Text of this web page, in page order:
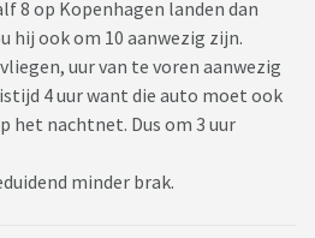
8 op Kopenhagen landen dan
hij ook om 10 aanwezig zijn.
uur van te voren aanwezig
4 uur want die auto moet ook
het nachtnet. Dus om 3 uur
minder brak.